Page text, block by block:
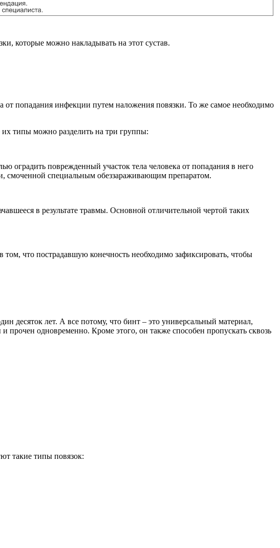
которые можно накладывать на этот сустав.
от попадания инфекции путем наложения повязки. То же самое необходимо
их типы можно разделить на три группы:
оградить поврежденный участок тела человека от попадания в него
смоченной специальным обеззараживающим препаратом.
в результате травмы. Основной отличительной чертой таких
что пострадавшую конечность необходимо зафиксировать, чтобы
десяток лет. А все потому, что бинт – это универсальный материал,
прочен одновременно. Кроме этого, он также способен пропускать сквозь
такие типы повязок: